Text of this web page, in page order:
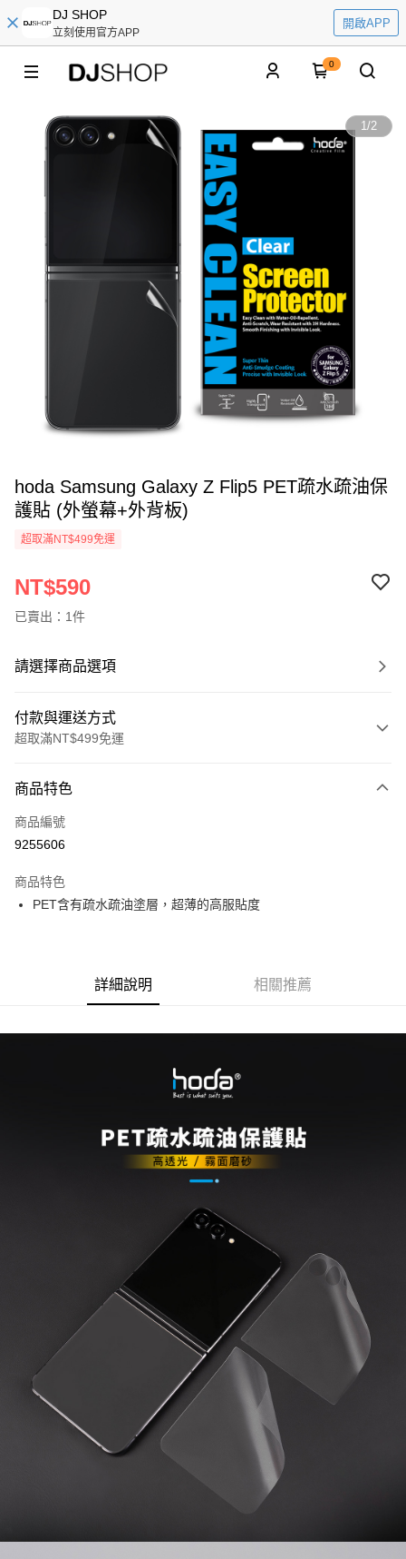
DJ SHOP
立刻使用官方APP
開啟APP
0
1/2
hoda Samsung Galaxy Z Flip5 PET疏水疏油保
護貼 (外螢幕+外背板)
超取滿NT$499免運
NT$590
已賣出：1件
請選擇商品選項
付款與運送方式
超取滿NT$499免運
信用卡一次付款
超商取貨付款
Apple Pay
AFTEE先享後付
１．簡單：不需註冊會員、不需綁卡、不需儲值。
３．安心：先確認商品／服務後，再付款。
【「AFTEE先享後付」結帳流程】
２．訂單成立數日內，您將收到繳費通知簡訊。
３．收到繳費通知簡訊後14天內，點擊此簡訊中的連結，可透過四大超商／
ATM／網路銀行／等多元方式進行付款，方視為交易完成。
※ 請注意：結帳手續完成當下不需立刻繳費，但若您需要取消訂單，請聯絡
購買商品的店家。未經商家同意取消之訂單仍視為有效，需透過AFTEE先享
後付繳納相關費用。
※ 交易是否成功請以「AFTEE先享後付 」之結帳頁面顯示為準，若有關於
是否繳費成功／繳費後需取消欲退款等相關疑問，請聯繫「AFTEE先享後付
客戶支援中心」
https://netprotections.freshdesk.com/support/home
【注意事項】
１．透過由恩沛科技股份有限公司提供之「AFTEE先享後付」服務完成之交
易，需依本服務之必要範圍內提供個人資料，並將交易相關給付款項請求債
權轉讓予恩沛科技股份有限公司。
２．關於個人資料處理事宜，請瀏覽以下網址：
https://aftee.tw/terms/#terms3
３．未成年的使用者請事先徵得法定代理人或監護人之同意方可使用
「AFTEE先享後付」，若未經同意申辦者引起之損失，本公司不負相關責
每筆NT$60，滿NT$499(含以上)免運費
每筆NT$60，滿NT$499(含以上)免運費
每筆NT$60，滿NT$499(含以上)免運費
付款後7-11取貨
每筆NT$60，滿NT$499(含以上)免運費
每筆NT$63，滿NT$499(含以上)免運費
離島配送
商品特色
商品編號
9255606
商品特色
PET含有疏水疏油塗層，超薄的高服貼度
詳細說明 相關推薦